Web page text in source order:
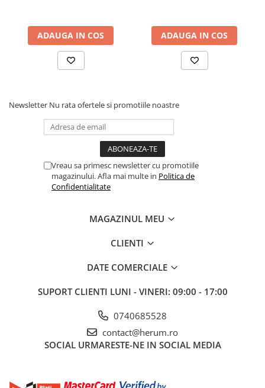
ADAUGA IN COS ADAUGA IN COS
Newsletter Nu rata ofertele si promotiile noastre
Vreau sa primesc newsletter cu promotiile
magazinului. Afla mai multe in Politica de
Confidentialitate
MAGAZINUL MEU
CLIENTI
DATE COMERCIALE
SUPORT CLIENTI LUNI - VINERI: 09:00 - 17:00
0740685528
contact@herum.ro
SOCIAL URMARESTE-NE IN SOCIAL MEDIA